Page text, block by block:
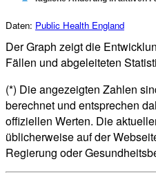
Daten: Public Health England
Der Graph zeigt die
Fällen und abgeleiteten
(*) Die angezeigten Zahlen
berechnet und entsprechen
offiziellen Werten. Die
üblicherweise auf der
Regierung oder